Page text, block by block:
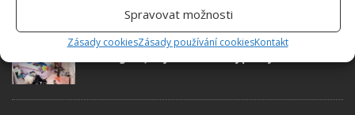
Spravovat možnosti
Zásady cookiesZásady používání cookiesKontakt
Uklízení s puberťákem aneb 5 tipů, jak přimět